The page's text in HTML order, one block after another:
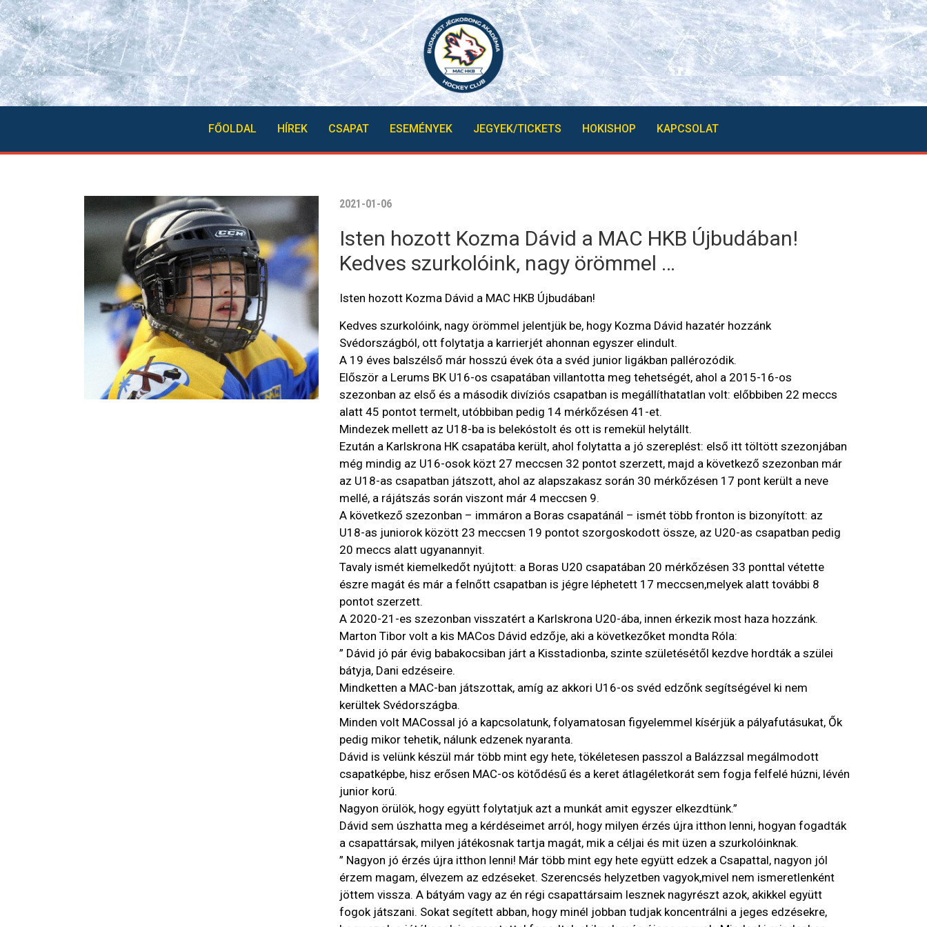
FŐOLDAL HÍREK CSAPAT ESEMÉNYEK JEGYEK/TICKETS HOKISHOP KAPCSOLAT
2021-01-06
Isten hozott Kozma Dávid a MAC HKB Újbudában!
Kedves szurkolóink, nagy örömmel …
Isten hozott Kozma Dávid a MAC HKB Újbudában!
Kedves szurkolóink, nagy örömmel jelentjük be, hogy Kozma Dávid hazatér hozzánk
Svédországból, ott folytatja a karrierjét ahonnan egyszer elindult.
A 19 éves balszélső már hosszú évek óta a svéd junior ligákban pallérozódik.
Először a Lerums BK U16-os csapatában villantotta meg tehetségét, ahol a 2015-16-os
szezonban az első és a második divíziós csapatban is megállíthatatlan volt: előbbiben 22 meccs
alatt 45 pontot termelt, utóbbiban pedig 14 mérkőzésen 41-et.
Mindezek mellett az U18-ba is belekóstolt és ott is remekül helytállt.
Ezután a Karlskrona HK csapatába került, ahol folytatta a jó szereplést: első itt töltött szezonjában
még mindig az U16-osok közt 27 meccsen 32 pontot szerzett, majd a következő szezonban már
az U18-as csapatban játszott, ahol az alapszakasz során 30 mérkőzésen 17 pont került a neve
mellé, a rájátszás során viszont már 4 meccsen 9.
A következő szezonban – immáron a Boras csapatánál – ismét több fronton is bizonyított: az
U18-as juniorok között 23 meccsen 19 pontot szorgoskodott össze, az U20-as csapatban pedig
20 meccs alatt ugyanannyit.
Tavaly ismét kiemelkedőt nyújtott: a Boras U20 csapatában 20 mérkőzésen 33 ponttal vétette
észre magát és már a felnőtt csapatban is jégre léphetett 17 meccsen,melyek alatt további 8
pontot szerzett.
A 2020-21-es szezonban visszatért a Karlskrona U20-ába, innen érkezik most haza hozzánk.
Marton Tibor volt a kis MACos Dávid edzője, aki a következőket mondta Róla:
” Dávid jó pár évig babakocsiban járt a Kisstadionba, szinte születésétől kezdve hordták a szülei
bátyja, Dani edzéseire.
Mindketten a MAC-ban játszottak, amíg az akkori U16-os svéd edzőnk segítségével ki nem
kerültek Svédországba.
Minden volt MACossal jó a kapcsolatunk, folyamatosan figyelemmel kísérjük a pályafutásukat, Ők
pedig mikor tehetik, nálunk edzenek nyaranta.
Dávid is velünk készül már több mint egy hete, tökéletesen passzol a Balázzsal megálmodott
csapatképbe, hisz erősen MAC-os kötődésű és a keret átlagéletkorát sem fogja felfelé húzni, lévén
junior korú.
Nagyon örülök, hogy együtt folytatjuk azt a munkát amit egyszer elkezdtünk.”
Dávid sem úszhatta meg a kérdéseimet arról, hogy milyen érzés újra itthon lenni, hogyan fogadták
a csapattársak, milyen játékosnak tartja magát, mik a céljai és mit üzen a szurkolóinknak.
” Nagyon jó érzés újra itthon lenni! Már több mint egy hete együtt edzek a Csapattal, nagyon jól
érzem magam, élvezem az edzéseket. Szerencsés helyzetben vagyok,mivel nem ismeretlenként
jöttem vissza. A bátyám vagy az én régi csapattársaim lesznek nagyrészt azok, akikkel együtt
fogok játszani. Sokat segített abban, hogy minél jobban tudjak koncentrálni a jeges edzésekre,